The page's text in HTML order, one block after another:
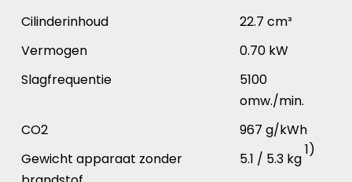
Cilinderinhoud
22.7 cm³
Vermogen
0.70 kW
Slagfrequentie
5100
omw./min.
CO2
967 g/kWh
Gewicht apparaat zonder
5.1 / 5.3 kg
1)